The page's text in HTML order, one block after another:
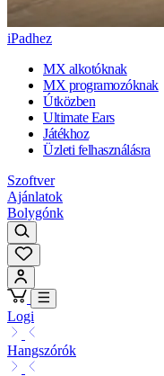
iPadhez
MX alkotóknak
MX programozóknak
Útközben
Ultimate Ears
Játékhoz
Üzleti felhasználásra
Szoftver
Ajánlatok
Bolygónk
Logi
Hangszórók